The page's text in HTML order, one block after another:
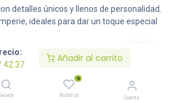
42.37
Añadir al carrito
0
Wishlist Cuenta
detalles únicos y llenos de personalidad.
ideales para dar un toque especial
Añadir al carrito